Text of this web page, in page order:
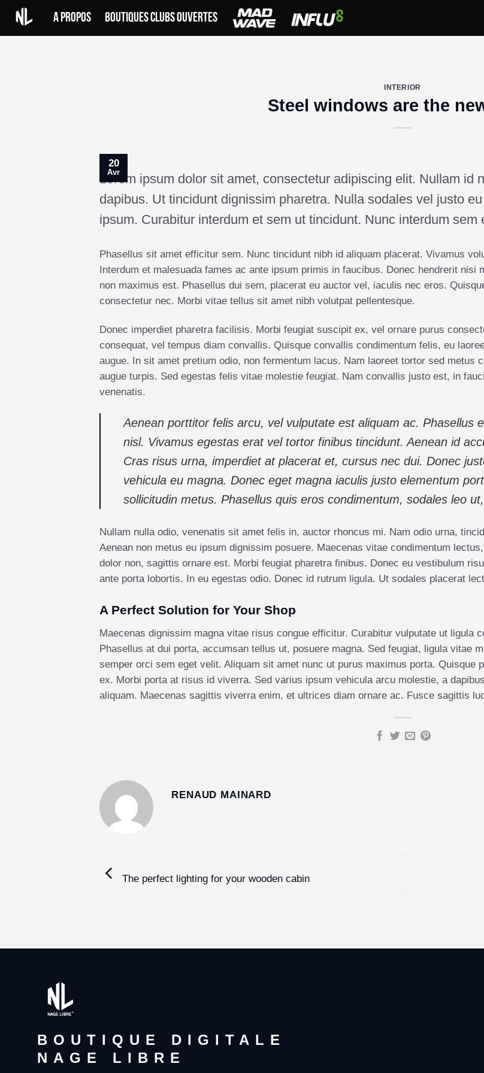
content
A PROPOS BOUTIQUES CLUBS OUVERTES
INTERIOR
Steel windows are the
20
Avr
Lorem ipsum dolor sit amet, consectetur adipiscing elit. Nullam id
dapibus. Ut tincidunt dignissim pharetra. Nulla sodales vel justo
ipsum. Curabitur interdum et sem ut tincidunt. Nunc interdum sem
Phasellus sit amet efficitur sem. Nunc tincidunt nibh id aliquam placerat. Vivamus
Interdum et malesuada fames ac ante ipsum primis in faucibus. Donec hendrerit
non maximus est. Phasellus dui sem, placerat eu auctor vel, iaculis nec eros.
consectetur nec. Morbi vitae tellus sit amet nibh volutpat pellentesque.
Donec imperdiet pharetra facilisis. Morbi feugiat suscipit ex, vel ornare purus
consequat, vel tempus diam convallis. Quisque convallis condimentum felis, eu
augue. In sit amet pretium odio, non fermentum lacus. Nam laoreet tortor sed metus
augue turpis. Sed egestas felis vitae molestie feugiat. Nam convallis justo est, in
venenatis.
Aenean porttitor felis arcu, vel vulputate est aliquam ac. Phasellus
nisl. Vivamus egestas erat vel tortor finibus tincidunt. Aenean id
Cras risus urna, imperdiet at placerat et, cursus nec dui. Donec
vehicula eu magna. Donec eget magna iaculis justo elementum
sollicitudin metus. Phasellus quis eros condimentum, sodales leo
Nullam nulla odio, venenatis sit amet felis in, auctor rhoncus mi. Nam odio urna,
Aenean non metus eu ipsum dignissim posuere. Maecenas vitae condimentum
dolor non, sagittis ornare est. Morbi feugiat pharetra finibus. Donec eu vestibulum
ante porta lobortis. In eu egestas odio. Donec id rutrum ligula. Ut sodales placerat
A Perfect Solution for Your Shop
Maecenas dignissim magna vitae risus congue efficitur. Curabitur vulputate ut ligula
Phasellus at dui porta, accumsan tellus ut, posuere magna. Sed feugiat, ligula vitae
semper orci sem eget velit. Aliquam sit amet nunc ut purus maximus porta.
ex. Morbi porta at risus id viverra. Sed varius ipsum vehicula arcu molestie, a
aliquam. Maecenas sagittis viverra enim, et ultrices diam ornare ac. Fusce sagittis
RENAUD MAINARD
The perfect lighting for your wooden cabin
BOUTIQUE DIGITALE
NAGE LIBRE